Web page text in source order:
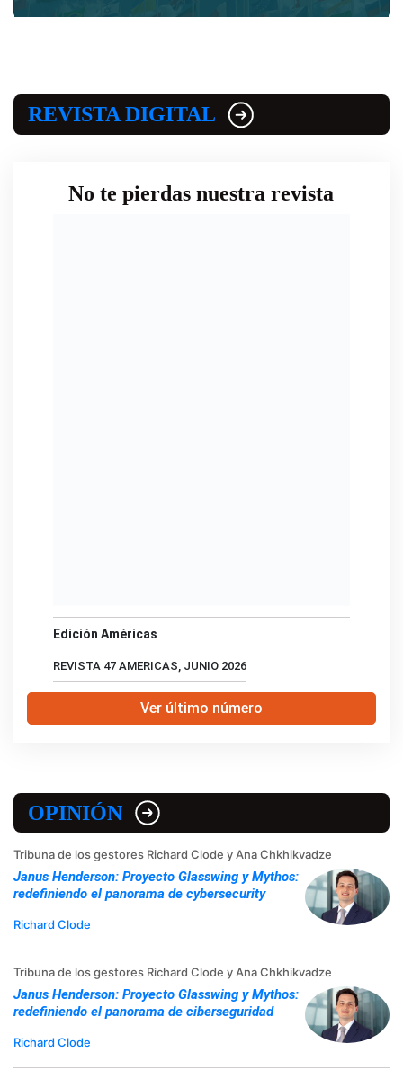
REVISTA DIGITAL
No te pierdas nuestra revista
Edición Américas
REVISTA 47 AMERICAS, JUNIO 2026
Ver último número
OPINIÓN
Tribuna de los gestores Richard Clode y Ana Chkhikvadze
Janus Henderson: Proyecto Glasswing y Mythos:
redefiniendo el panorama de cybersecurity
Richard Clode
Tribuna de los gestores Richard Clode y Ana Chkhikvadze
Janus Henderson: Proyecto Glasswing y Mythos:
redefiniendo el panorama de ciberseguridad
Richard Clode